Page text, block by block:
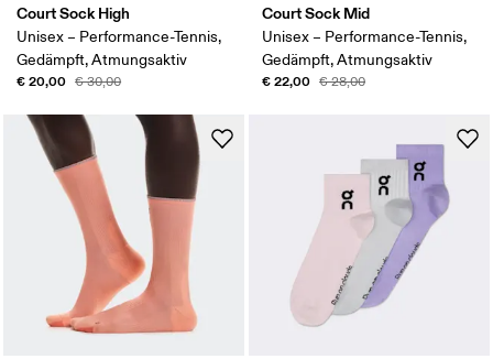
Court Sock High
Unisex – Performance-Tennis,
Gedämpft, Atmungsaktiv
€ 20,00 € 30,00
Court Sock Mid
Unisex – Performance-Tennis,
Gedämpft, Atmungsaktiv
€ 22,00 € 28,00